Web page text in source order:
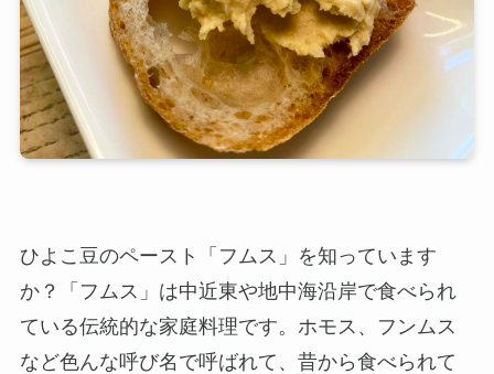
ひよこ豆のペースト「フムス」を知っています
か？「フムス」は中近東や地中海沿岸で食べられ
ている伝統的な家庭料理です。ホモス、フンムス
など色んな呼び名で呼ばれて、昔から食べられて